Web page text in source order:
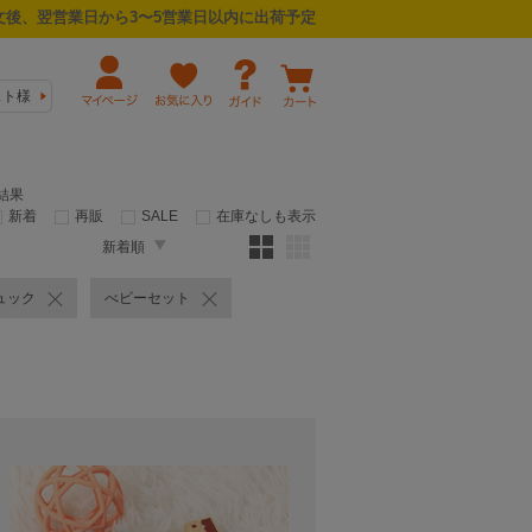
、翌営業日から3〜5営業日以内に出荷予定
様
果
新着
再販 SALE
在庫なしも表示
新着順
ック べビーセット